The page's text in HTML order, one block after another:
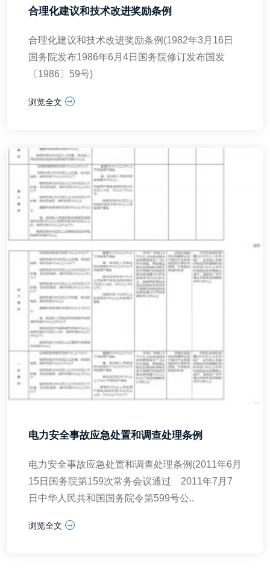
合理化建议和技术改进奖励条例
合理化建议和技术改进奖励条例(1982年3月16日
国务院发布1986年6月4日国务院修订发布国发
〔1986〕59号)
浏览全文
电力安全事故应急处置和调查处理条例
电力安全事故应急处置和调查处理条例(2011年6月
15日国务院第159次常务会议通过 2011年7月7
日中华人民共和国国务院令第599号公..
浏览全文